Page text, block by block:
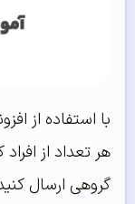
با استفاده از
هر تعداد از
گروهی ارسال